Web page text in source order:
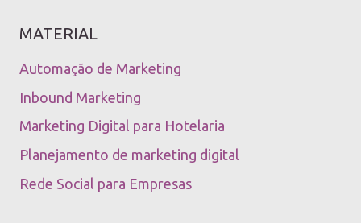
MATERIAL
Automação de Marketing
Inbound Marketing
Marketing Digital para Hotelaria
Planejamento de marketing digital
Rede Social para Empresas